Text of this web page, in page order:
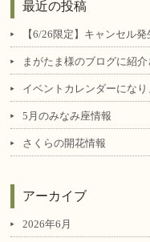
最近の投稿
【6/26限定】キャンセル
まがたま様のブログに紹
イベントカレンダーになり
5月のみなみ座情報
さくらの開花情報
アーカイブ
2026年6月